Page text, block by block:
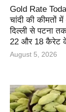
Gold Rate
चांदी की कीमतों
दिल्ली से पटना
22 और 18 कैरेट
August 5, 2026